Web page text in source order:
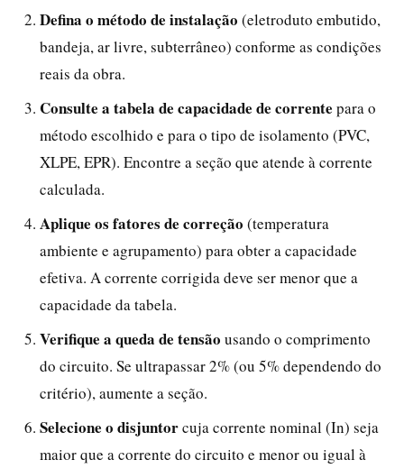
Defina o método de instalação (eletroduto embutido,
bandeja, ar livre, subterrâneo) conforme as condições
reais da obra.
Consulte a tabela de capacidade de corrente para o
método escolhido e para o tipo de isolamento (PVC,
XLPE, EPR). Encontre a seção que atende à corrente
calculada.
Aplique os fatores de correção (temperatura
ambiente e agrupamento) para obter a capacidade
efetiva. A corrente corrigida deve ser menor que a
capacidade da tabela.
Verifique a queda de tensão usando o comprimento
do circuito. Se ultrapassar 2% (ou 5% dependendo do
critério), aumente a seção.
Selecione o disjuntorcuja corrente nominal (In) seja
maior que a corrente do circuito e menor ou igual à